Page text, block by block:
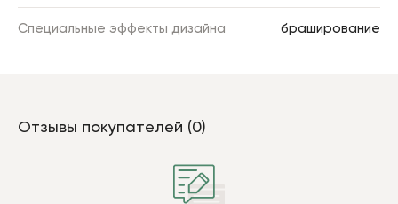
Специальные эффекты дизайна браширование
Отзывы покупателей (0)